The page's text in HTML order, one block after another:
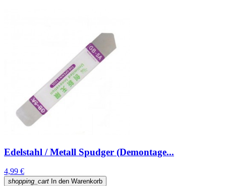
Edelstahl / Metall Spudger (Demontage...
4,99 €
shopping_cart In den Warenkorb